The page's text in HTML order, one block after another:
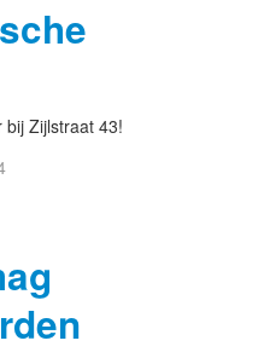
bij Zijlstraat 43!